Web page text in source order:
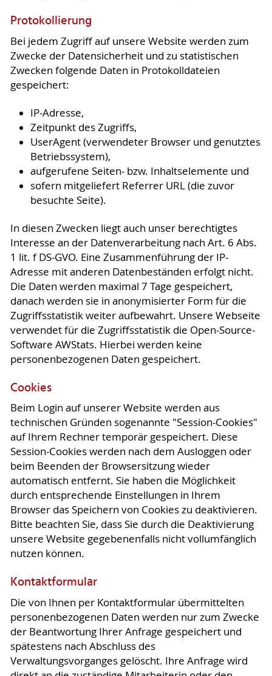
Protokollierung
Bei jedem Zugriff auf unsere Website werden zum
Zwecke der Datensicherheit und zu statistischen
Zwecken folgende Daten in Protokolldateien
gespeichert:
IP-Adresse,
Zeitpunkt des Zugriffs,
UserAgent (verwendeter Browser und genutztes
Betriebssystem),
aufgerufene Seiten- bzw. Inhaltselemente und
sofern mitgeliefert Referrer URL (die zuvor
besuchte Seite).
In diesen Zwecken liegt auch unser berechtigtes
Interesse an der Datenverarbeitung nach Art. 6 Abs.
1 lit. f DS-GVO. Eine Zusammenführung der IP-
Adresse mit anderen Datenbeständen erfolgt nicht.
Die Daten werden maximal 7 Tage gespeichert,
danach werden sie in anonymisierter Form für die
Zugriffsstatistik weiter aufbewahrt. Unsere Webseite
verwendet für die Zugriffsstatistik die Open-Source-
Software AWStats. Hierbei werden keine
personenbezogenen Daten gespeichert.
Cookies
Beim Login auf unserer Website werden aus
technischen Gründen sogenannte "Session-Cookies"
auf Ihrem Rechner temporär gespeichert. Diese
Session-Cookies werden nach dem Ausloggen oder
beim Beenden der Browsersitzung wieder
automatisch entfernt. Sie haben die Möglichkeit
durch entsprechende Einstellungen in Ihrem
Browser das Speichern von Cookies zu deaktivieren.
Bitte beachten Sie, dass Sie durch die Deaktivierung
unsere Website gegebenenfalls nicht vollumfänglich
nutzen können.
Kontaktformular
Die von Ihnen per Kontaktformular übermittelten
personenbezogenen Daten werden nur zum Zwecke
der Beantwortung Ihrer Anfrage gespeichert und
spätestens nach Abschluss des
Verwaltungsvorganges gelöscht. Ihre Anfrage wird